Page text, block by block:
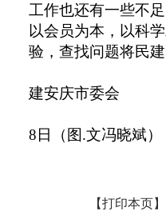
工作也还有一些不
以会员为本，以科
验，查找问题将民
建安庆市委会
8日 （图.文冯晓斌）
【打印本页】